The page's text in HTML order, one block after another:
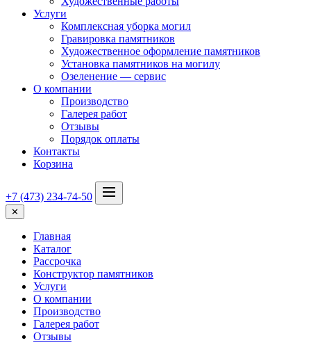
Услуги
Комплексная уборка могил
Гравировка памятников
Художественное оформление памятников
Установка памятников на могилу
Озеленение — сервис
О компании
Производство
Галерея работ
Отзывы
Порядок оплаты
Контакты
Корзина
+7 (473) 234-74-50
✕
Главная
Каталог
Рассрочка
Конструктор памятников
Услуги
О компании
Производство
Галерея работ
Отзывы